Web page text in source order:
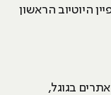
היוטיוב הראשון
בגוגל,